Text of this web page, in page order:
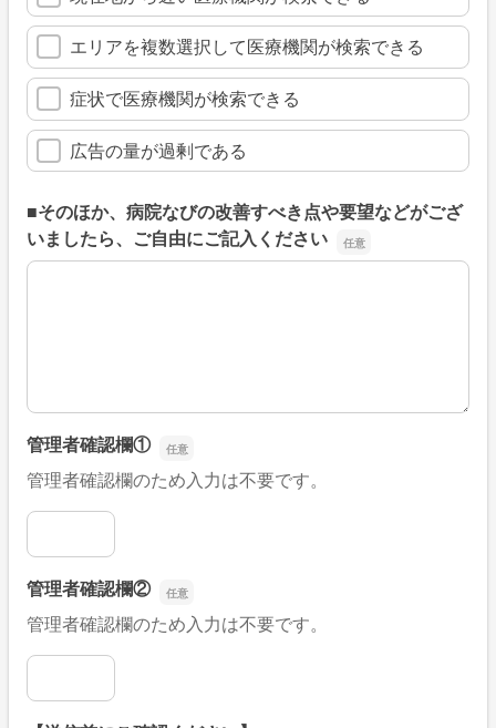
エリアを複数選択して医療機関が検索できる
症状で医療機関が検索できる
広告の量が過剰である
■そのほか、病院なびの改善すべき点や要望などがござ
いましたら、ご自由にご記入ください
■そのほか、病院なびの改善すべき点や要望などがござい
管理者確認欄①
管理者確認欄のため入力は不要です。
管理者確認欄①
管理者確認欄②
管理者確認欄のため入力は不要です。
管理者確認欄②